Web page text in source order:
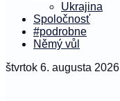
Ukrajina
Spoločnosť
#podrobne
Němý vůl
štvrtok 6. augusta 2026